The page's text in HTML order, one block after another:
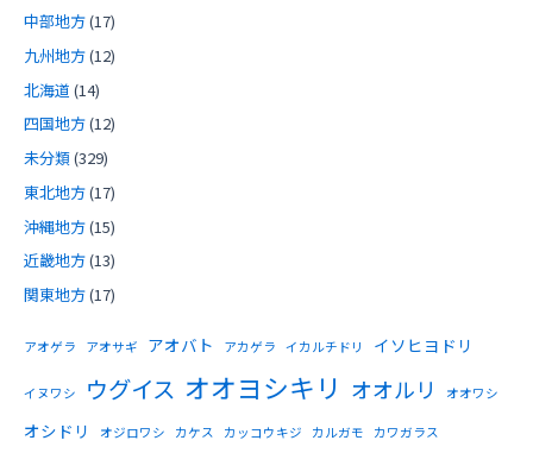
中部地方(17)
九州地方(12)
北海道 (14)
四国地方(12)
未分類(329)
東北地方(17)
沖縄地方(15)
近畿地方(13)
関東地方(17)
アオゲラ アオサギ アオバト アカゲラ イカルチドリ イソヒヨドリ
イヌワシ ウグイス オオヨシキリ オオルリ オオワシ
オシドリ オジロワシ カケス カッコウキジ カルガモ カワガラス